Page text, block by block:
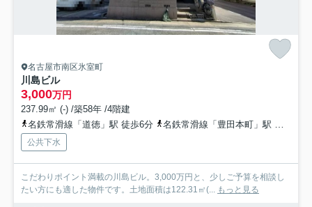
名古屋市南区氷室町
川島ビル
3,000万円
237.99㎡ (-) /築58年 /4階建
名鉄常滑線「道徳」駅 徒歩6分
名鉄常滑線「豊田本町」駅 徒歩11分
公共下水
こだわりポイント満載の川島ビル。3,000万円と、少しご予算を相談し
たい方にも適した物件です。土地面積は122.31㎡(... もっと見る